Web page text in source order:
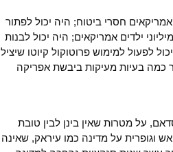
חסרי ביטוח; היה יכול לפתור
ילדים אמריקאים; היה יכול לבנות
לפעול למימוש פרוטוקול קיוטו שיציל
כמה בעיות מעיקות ביבשת אפריקה
על מטרות שאין בינן לבין טובת
וגופרית על מדינה כמו עיראק, שאינה